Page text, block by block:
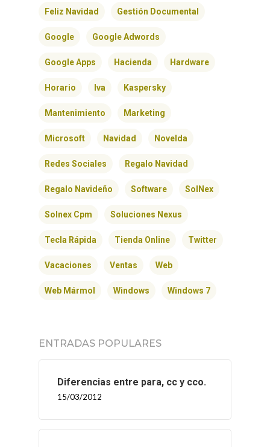
Feliz Navidad Gestión Documental
Google Google Adwords
Google Apps Hacienda Hardware
Horario Iva Kaspersky
Mantenimiento Marketing
Microsoft Navidad Novelda
Redes Sociales Regalo Navidad
Regalo Navideño Software SolNex
Solnex Cpm Soluciones Nexus
Tecla Rápida Tienda Online Twitter
Vacaciones Ventas Web
Web Mármol Windows Windows 7
ENTRADAS POPULARES
Diferencias entre para, cc y cco.
15/03/2012
SERVICIOS